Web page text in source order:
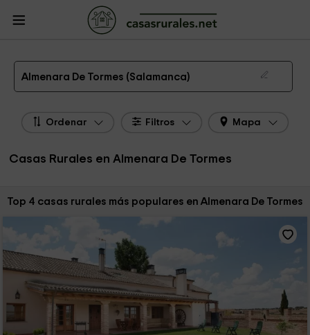
Casas Rurales
Rurales Salamanca
Casas Rurales Almenara De Tormes
Las 4 mejores casas rurales en Almenara De Tormes de 2026
Almenara De Tormes (Salamanca)
Ordenar Filtros Mapa
Casas Rurales en Almenara De Tormes
Ordenar por:
Top 4 casas rurales más populares en Almenara De Tormes